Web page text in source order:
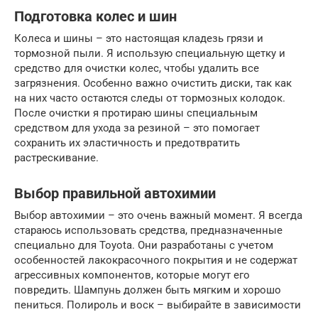
Подготовка колес и шин
Колеса и шины – это настоящая кладезь грязи и
тормозной пыли. Я использую специальную щетку и
средство для очистки колес, чтобы удалить все
загрязнения. Особенно важно очистить диски, так как
на них часто остаются следы от тормозных колодок.
После очистки я протираю шины специальным
средством для ухода за резиной – это помогает
сохранить их эластичность и предотвратить
растрескивание.
Выбор правильной автохимии
Выбор автохимии – это очень важный момент. Я всегда
стараюсь использовать средства, предназначенные
специально для Toyota. Они разработаны с учетом
особенностей лакокрасочного покрытия и не содержат
агрессивных компонентов, которые могут его
повредить. Шампунь должен быть мягким и хорошо
пениться. Полироль и воск – выбирайте в зависимости